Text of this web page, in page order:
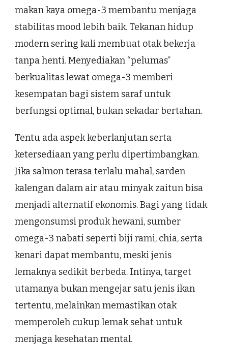
makan kaya omega-3 membantu menjaga
stabilitas mood lebih baik. Tekanan hidup
modern sering kali membuat otak bekerja
tanpa henti. Menyediakan “pelumas”
berkualitas lewat omega-3 memberi
kesempatan bagi sistem saraf untuk
berfungsi optimal, bukan sekadar bertahan.
Tentu ada aspek keberlanjutan serta
ketersediaan yang perlu dipertimbangkan.
Jika salmon terasa terlalu mahal, sarden
kalengan dalam air atau minyak zaitun bisa
menjadi alternatif ekonomis. Bagi yang tidak
mengonsumsi produk hewani, sumber
omega-3 nabati seperti biji rami, chia, serta
kenari dapat membantu, meski jenis
lemaknya sedikit berbeda. Intinya, target
utamanya bukan mengejar satu jenis ikan
tertentu, melainkan memastikan otak
memperoleh cukup lemak sehat untuk
menjaga kesehatan mental.